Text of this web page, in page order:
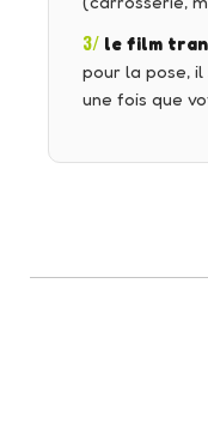
3/ le film
pour la pose,
une fois que